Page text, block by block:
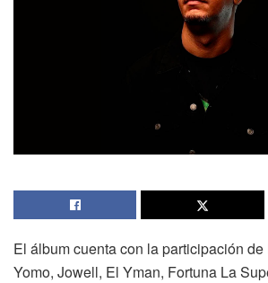
El álbum cuenta con la participación
Yomo, Jowell, El Yman, Fortuna La